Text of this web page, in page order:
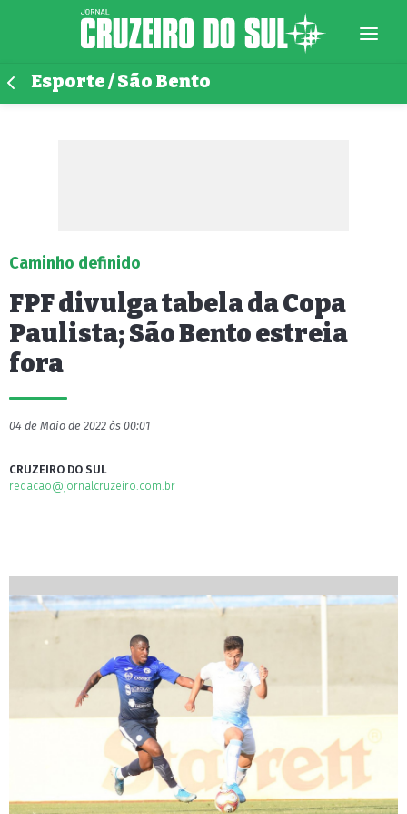
Esporte / São Bento
Caminho definido
FPF divulga tabela da Copa
Paulista; São Bento estreia
fora
04 de Maio de 2022 às 00:01
CRUZEIRO DO SUL
redacao@jornalcruzeiro.com.br